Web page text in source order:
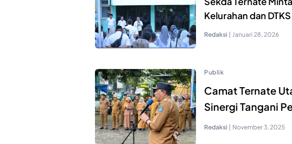
Kelurahan dan DTKS
Redaksi | Januari 28, 2026
Publik
Camat Ternate
Sinergi Tangani
Redaksi | November 3, 2025